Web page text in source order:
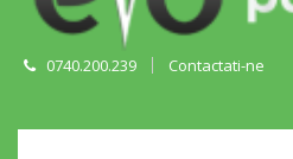
0740.200.239 Contactati-ne